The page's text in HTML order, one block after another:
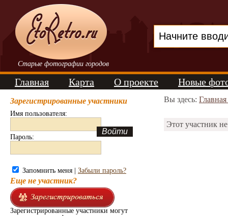
Старые фотографии городов
Главная Карта О проекте Новые
Зарегистрированные участники
Имя пользователя:
Пароль:
Запомнить меня | Забыли пароль?
Еще не участник?
Зарегистрированные участники могут
Вы здесь:
Этот участник